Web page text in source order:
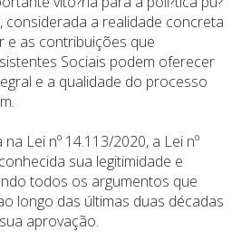
considerada a realidade concreta
e as contribuições que
Sociais podem oferecer
e a qualidade do processo
Lei nº 14.113/2020, a Lei nº
sua legitimidade e
todos os argumentos que
longo das últimas duas décadas
aprovação.